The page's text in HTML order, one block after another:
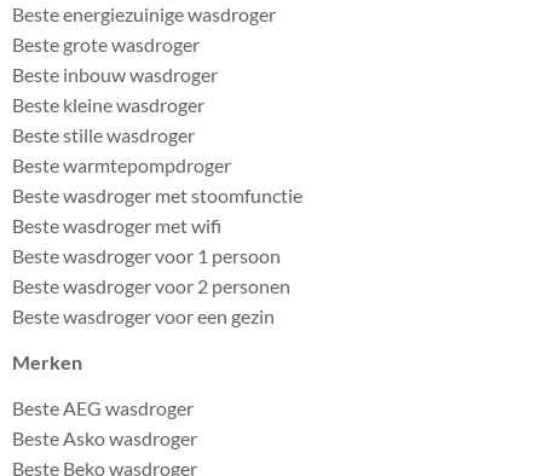
Beste energiezuinige wasdroger
Beste grote wasdroger
Beste inbouw wasdroger
Beste kleine wasdroger
Beste stille wasdroger
Beste warmtepompdroger
Beste wasdroger met stoomfunctie
Beste wasdroger met wifi
Beste wasdroger voor 1 persoon
Beste wasdroger voor 2 personen
Beste wasdroger voor een gezin
Merken
Beste AEG wasdroger
Beste Asko wasdroger
Beste Beko wasdroger